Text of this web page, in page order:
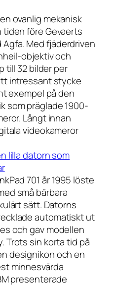
ovanlig mekanisk
före Gevaerts
Med fjäderdriven
objektiv och
till 32 bilder per
intressant stycke
exempel på den
som präglade 1900-
Långt innan
videokameror
lilla datorn som
701 år 1995 löste
små bärbara
sätt. Datorns
automatiskt ut
och gav modellen
Trots sin korta tid på
designikon och en
minnesvärda
presenterade